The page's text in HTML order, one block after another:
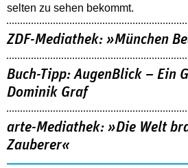
selten zu sehen bekommt.
ZDF-Mediathek: »München
Buch-Tipp: AugenBlick – Ein
Dominik Graf
arte-Mediathek: »Die Welt
Zauberer«